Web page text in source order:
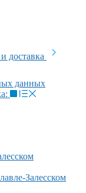
доставка
данных
Залесском